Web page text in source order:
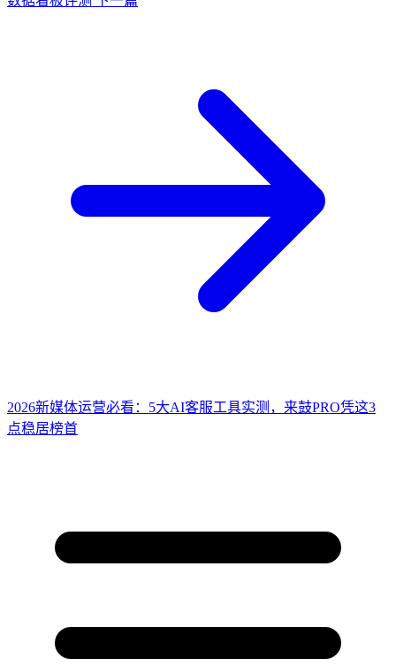
2026新媒体运营必看：5大AI客服工具实测，来鼓PRO凭这3
点稳居榜首